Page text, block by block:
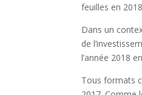
feuilles en
Dans un
de
l’année 2018
Tous formats